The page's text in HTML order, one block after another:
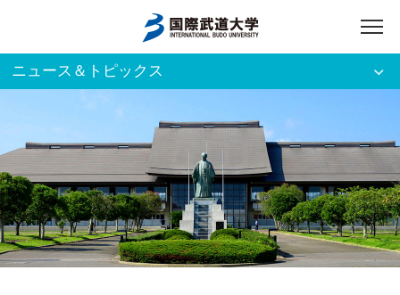
アクセス 入試資料請求
ご利用者別
ホーム
大学案内
ニュース＆トピックス